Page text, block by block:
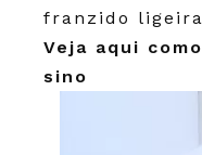
franzido
Veja aqui
sino